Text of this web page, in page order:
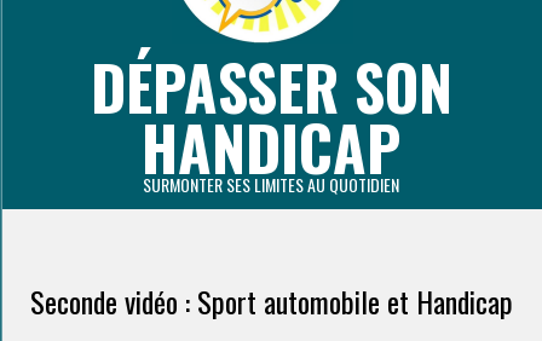
DÉPASSER SON
HANDICAP
SURMONTER SES LIMITES AU QUOTIDIEN
Menu
Seconde vidéo : Sport automobile et Handicap